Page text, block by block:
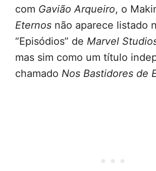
com Gavião Arqueiro, o
Eternos não aparece listado
“Episódios” de Marvel
mas sim como um título
chamado Nos Bastidores de